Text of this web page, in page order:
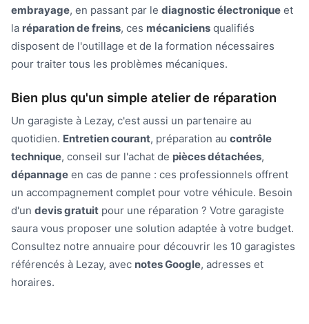
embrayage, en passant par le diagnostic électronique et
la réparation de freins, ces mécaniciens qualifiés
disposent de l'outillage et de la formation nécessaires
pour traiter tous les problèmes mécaniques.
Bien plus qu'un simple atelier de réparation
Un garagiste à Lezay, c'est aussi un partenaire au
quotidien. Entretien courant, préparation au contrôle
technique, conseil sur l'achat de pièces détachées,
dépannage en cas de panne : ces professionnels offrent
un accompagnement complet pour votre véhicule. Besoin
d'un devis gratuit pour une réparation ? Votre garagiste
saura vous proposer une solution adaptée à votre budget.
Consultez notre annuaire pour découvrir les 10 garagistes
référencés à Lezay, avec notes Google, adresses et
horaires.